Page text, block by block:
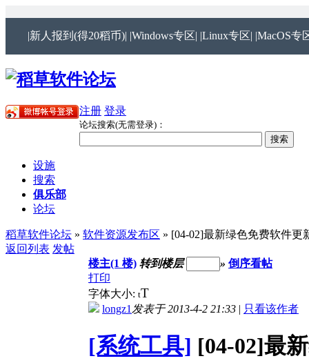
|新人报到(得20稻币)| |Windows专区| |Linux专区| |MacOS专
注册 登录
论坛搜索(无需登录)：
设施
搜索
俱乐部
论坛
稻草软件论坛 » 软件资源发布区 » [04-02]最新绿色免费软件更
返回列表 发帖
楼主(1 楼) 转到楼层 » 倒序看帖
打印
字体大小: tT
longz1 发表于 2013-4-2 21:33 | 只看该作者
[系统工具] [04-02]最